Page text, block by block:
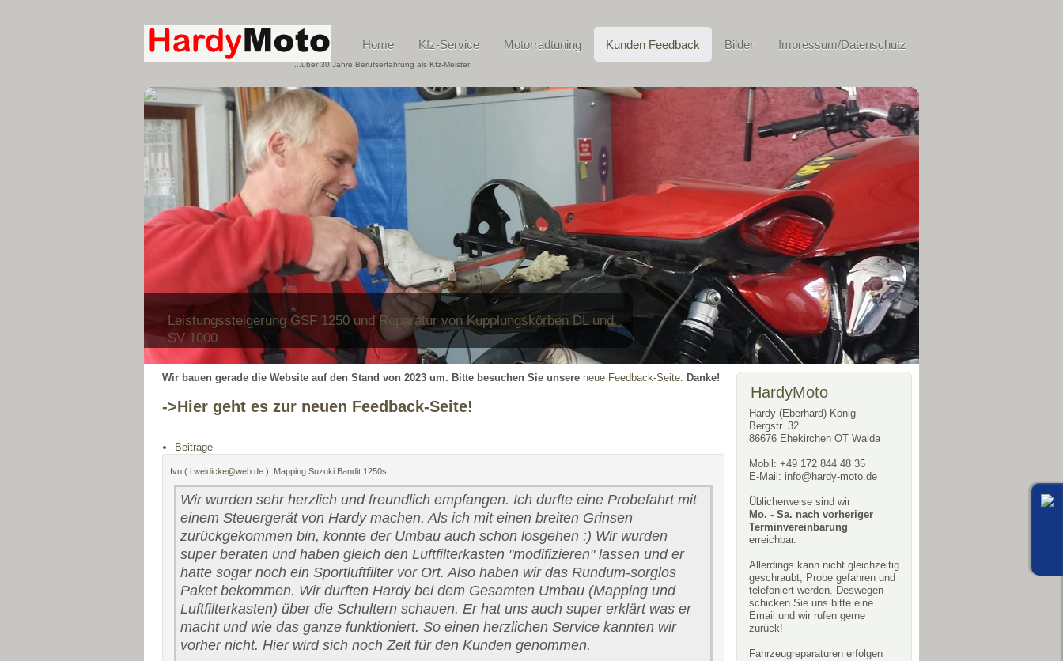
Home Kfz-Service Motorradtuning Kunden Feedback Bilder Impressum/Datenschutz
...über 30 Jahre Berufserfahrung als Kfz-Meister
Leistungssteigerung GSF 1250 und Reparatur von Kupplungskörben DL und
SV 1000
HardyMoto
Hardy (Eberhard) König
Bergstr. 32
86676 Ehekirchen OT Walda
Mobil: +49 172 844 48 35
E-Mail: info@hardy-moto.de
Üblicherweise sind wir
Mo. - Sa. nach vorheriger
Terminvereinbarung
erreichbar.
Allerdings kann nicht gleichzeitig
geschraubt, Probe gefahren und
telefoniert werden. Deswegen
schicken Sie uns bitte eine
Email und wir rufen gerne
zurück!
Fahrzeugreparaturen erfolgen
Wir bauen gerade die Website auf den Stand von 2023 um. Bitte besuchen Sie unsere neue Feedback-Seite. Danke!
->Hier geht es zur neuen Feedback-Seite!
Beiträge
Ivo ( i.weidicke@web.de ): Mapping Suzuki Bandit 1250s
Wir wurden sehr herzlich und freundlich empfangen. Ich durfte eine Probefahrt mit
einem Steuergerät von Hardy machen. Als ich mit einen breiten Grinsen
zurückgekommen bin, konnte der Umbau auch schon losgehen :) Wir wurden
super beraten und haben gleich den Luftfilterkasten "modifizieren" lassen und er
hatte sogar noch ein Sportluftfilter vor Ort. Also haben wir das Rundum-sorglos
Paket bekommen. Wir durften Hardy bei dem Gesamten Umbau (Mapping und
Luftfilterkasten) über die Schultern schauen. Er hat uns auch super erklärt was er
macht und wie das ganze funktioniert. So einen herzlichen Service kannten wir
vorher nicht. Hier wird sich noch Zeit für den Kunden genommen.